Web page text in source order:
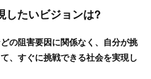
したいビジョンは?
の阻害要因に関係なく、自分が挑
、すぐに挑戦できる社会を実現し